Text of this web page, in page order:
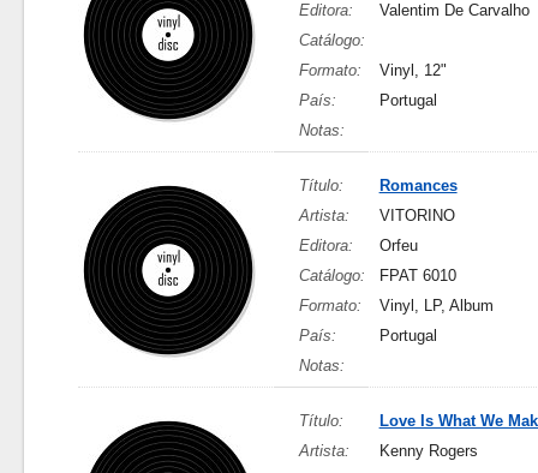
Editora:
Valentim De Carvalho
Catálogo:
Formato:
Vinyl, 12"
País:
Portugal
Notas:
Título:
Romances
Artista:
VITORINO
Editora:
Orfeu
Catálogo:
FPAT 6010
Formato:
Vinyl, LP, Album
País:
Portugal
Notas:
Título:
Love Is What We
Artista:
Kenny Rogers